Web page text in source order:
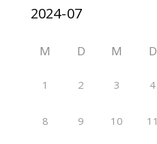
M D M D
1 2 3 4
8 9 10 11